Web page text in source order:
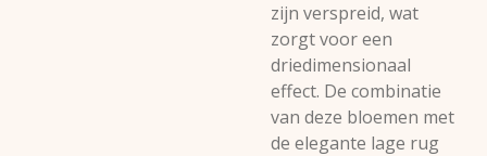
zijn verspreid, wat
zorgt voor een
driedimensionaal
effect. De combinatie
van deze bloemen met
de elegante lage rug